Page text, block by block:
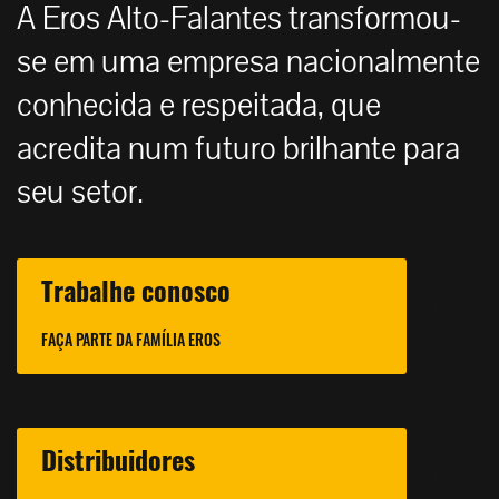
A Eros Alto-Falantes transformou-
se em uma empresa nacionalmente
conhecida e respeitada, que
acredita num futuro brilhante para
seu setor.
Trabalhe conosco
FAÇA PARTE DA FAMÍLIA EROS
Distribuidores